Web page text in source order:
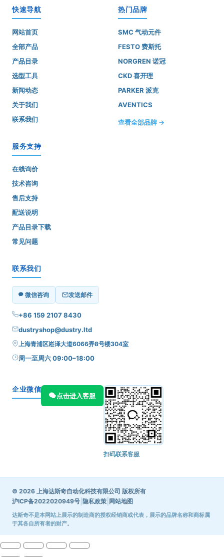
快速导航
网站首页
全部产品
产品目录
选型工具
新闻动态
关于我们
联系我们
热门品牌
SMC 气动元件
FESTO 费斯托
NORGREN 诺冠
CKD 喜开理
PARKER 派克
AVENTICS
查看全部品牌 →
服务支持
在线询价
技术咨询
售后支持
配送说明
产品目录下载
常见问题
联系我们
微信咨询 发送邮件
+86 159 2107 8430
dustryshop@dustry.ltd
上海青浦区崧泽大道6066弄8号楼304室
周一至周六 09:00–18:00
企业微信
点击进入客服
扫码联系客服
© 2026 上海达斯奇自动化科技有限公司 版权所有
沪ICP备2022020949号 隐私政策 网站地图
达斯奇不是本网站上展示的制造商的授权经销商或代表，展示的品牌名称和商标属
于其各自所有者的财产。